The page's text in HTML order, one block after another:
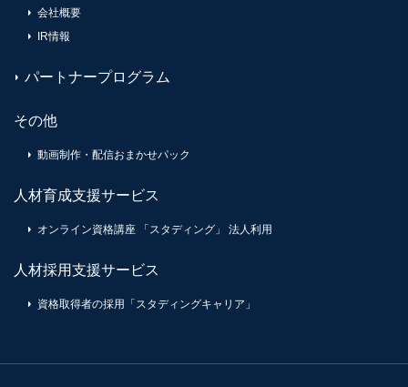
会社概要
IR情報
パートナープログラム
その他
動画制作・配信おまかせパック
人材育成支援サービス
オンライン資格講座 「スタディング」 法人利用
人材採用支援サービス
資格取得者の採用「スタディングキャリア」